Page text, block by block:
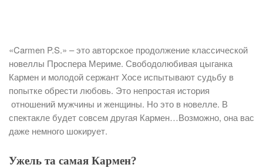
«Carmen P.S.» – это авторское продолжение классической
новеллы Проспера Мериме. Свободолюбивая цыганка
Кармен и молодой сержант Хосе испытывают судьбу в
попытке обрести любовь. Это непростая история
отношений мужчины и женщины. Но это в новелле. В
спектакле будет совсем другая Кармен…Возможно, она вас
даже немного шокирует.
Ужель та самая Кармен?